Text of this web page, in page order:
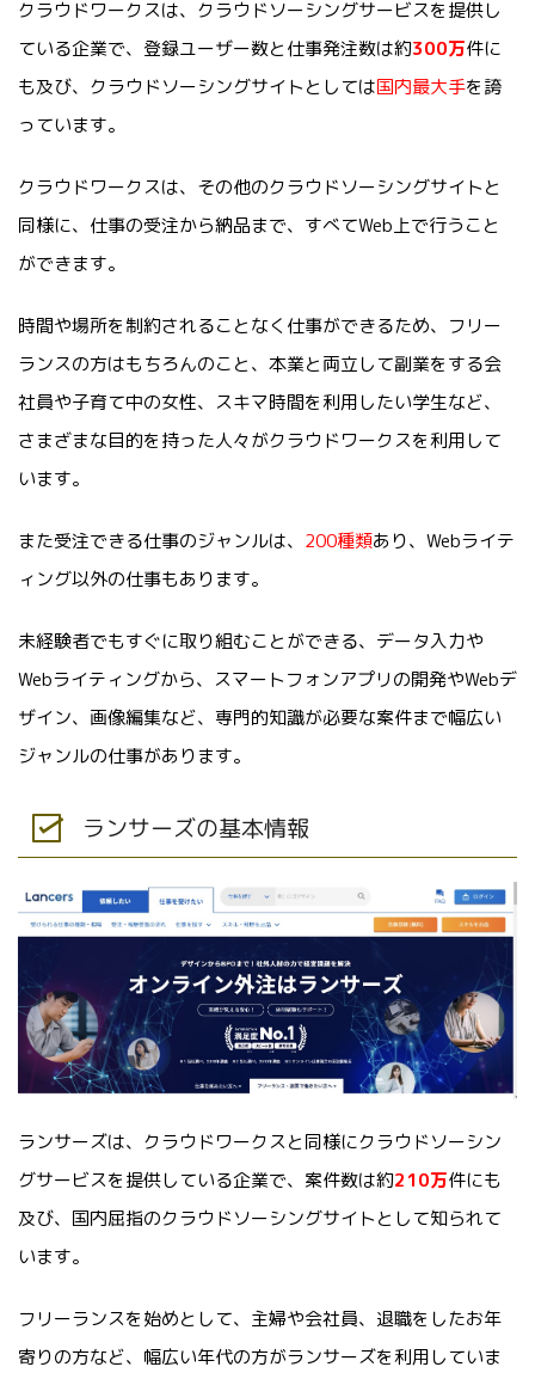
クラウドワークスは、クラウドソーシングサービスを提供し
ている企業で、登録ユーザー数と仕事発注数は約300万件に
も及び、クラウドソーシングサイトとしては国内最大手を誇
っています。
クラウドワークスは、その他のクラウドソーシングサイトと
同様に、仕事の受注から納品まで、すべてWeb上で行うこと
ができます。
時間や場所を制約されることなく仕事ができるため、フリー
ランスの方はもちろんのこと、本業と両立して副業をする会
社員や子育て中の女性、スキマ時間を利用したい学生など、
さまざまな目的を持った人々がクラウドワークスを利用して
います。
また受注できる仕事のジャンルは、 200種類あり、Webライテ
ィング以外の仕事もあります。
未経験者でもすぐに取り組むことができる、データ入力や
Webライティングから、スマートフォンアプリの開発やWebデ
ザイン、画像編集など、専門的知識が必要な案件まで幅広い
ジャンルの仕事があります。
ランサーズの基本情報
ランサーズは、クラウドワークスと同様にクラウドソーシン
グサービスを提供している企業で、案件数は約210万件にも
及び、国内屈指のクラウドソーシングサイトとして知られて
います。
フリーランスを始めとして、主婦や会社員、退職をしたお年
寄りの方など、 幅広い年代の方がランサーズを利用していま